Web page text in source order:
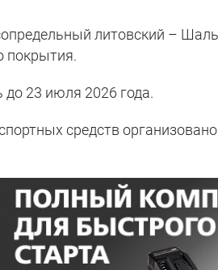
литовский –
покрытия.
23 июля 2026 года.
средств